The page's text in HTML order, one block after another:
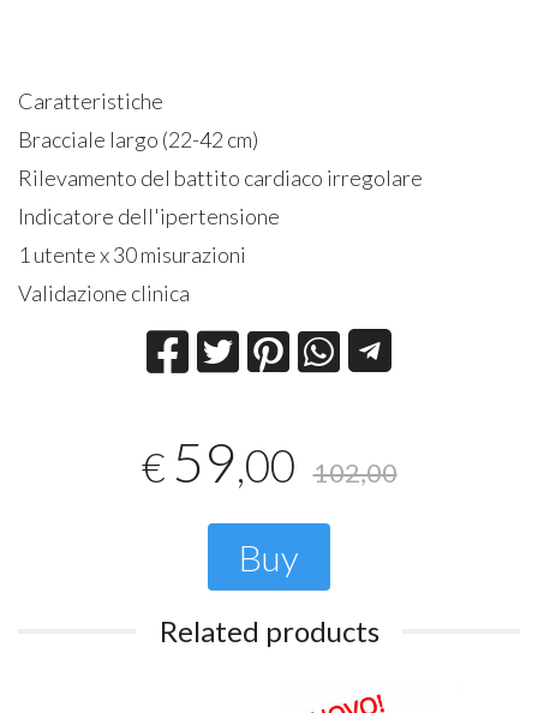
Caratteristiche
Bracciale largo (22-42 cm)
Rilevamento del battito cardiaco irregolare
Indicatore dell'ipertensione
1 utente x 30 misurazioni
Validazione clinica
€ 59,00 102,00
Buy
Related products